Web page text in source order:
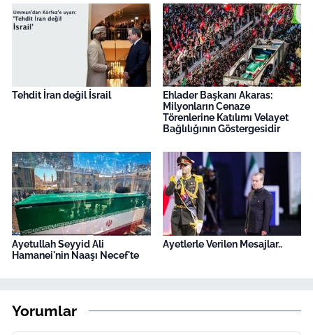
Tehdit İran değil İsrail
Ehlader Başkanı Akaras:
Milyonların Cenaze
Törenlerine Katılımı Velayet
Bağlılığının Göstergesidir
Ayetullah Seyyid Ali
Hamanei'nin Naaşı Necef'te
Ayetlerle Verilen Mesajlar..
Yorumlar